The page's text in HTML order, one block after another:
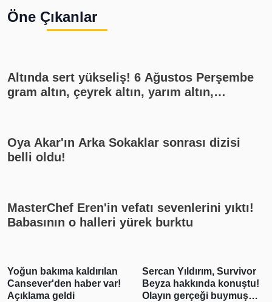
Öne Çıkanlar
Altında sert yükseliş! 6 Ağustos Perşembe
gram altın, çeyrek altın, yarım altın,
Oya Akar'ın Arka Sokaklar sonrası dizisi
belli oldu!
MasterChef Eren'in vefatı sevenlerini yıktı!
Babasının o halleri yürek burktu
Yoğun bakıma kaldırılan
Cansever'den haber var!
Açıklama geldi
Sercan Yıldırım, Survivor
Beyza hakkında konuştu!
Olayın gerçeği buymuş…